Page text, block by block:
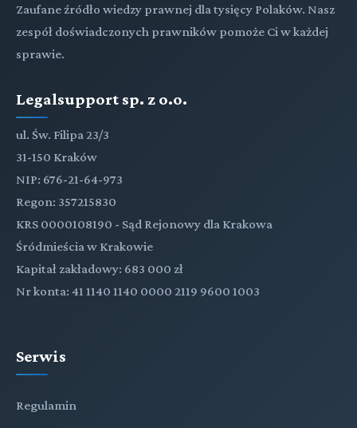
Zaufane źródło wiedzy prawnej dla tysięcy Polaków. Nasz
zespół doświadczonych prawników pomoże Ci w każdej
sprawie.
Legalsupport sp. z o.o.
ul. Św. Filipa 23/3
31-150 Kraków
NIP: 676-21-64-973
Regon: 357215830
KRS 0000108190 - Sąd Rejonowy dla Krakowa
Śródmieścia w Krakowie
Kapitał zakładowy: 683 000 zł
Nr konta: 41 1140 1140 0000 2119 9600 1003
Serwis
Regulamin